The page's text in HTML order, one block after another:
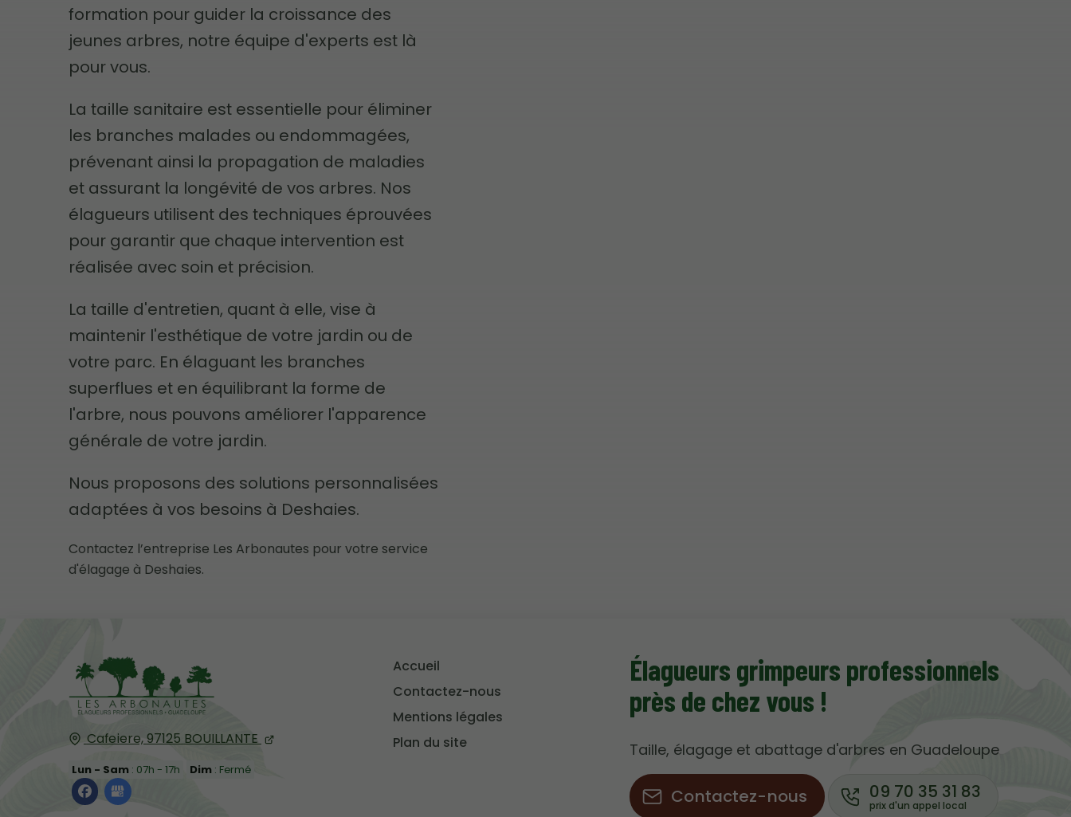
formation pour guider la croissance des
jeunes arbres, notre équipe d'experts est là
pour vous.
La taille sanitaire est essentielle pour éliminer
les branches malades ou endommagées,
prévenant ainsi la propagation de maladies
et assurant la longévité de vos arbres. Nos
élagueurs utilisent des techniques éprouvées
pour garantir que chaque intervention est
réalisée avec soin et précision.
La taille d'entretien, quant à elle, vise à
maintenir l'esthétique de votre jardin ou de
votre parc. En élaguant les branches
superflues et en équilibrant la forme de
l'arbre, nous pouvons améliorer l'apparence
générale de votre jardin.
Nous proposons des solutions personnalisées
adaptées à vos besoins à Deshaies.
Contactez l’entreprise Les Arbonautes pour votre service
d'élagage à Deshaies.
Cafeiere,97125 BOUILLANTE
Lun - Sam: 07h - 17h Dim: Fermé
Accueil
Contactez-nous
Mentions légales
Plan du site
Élagueurs grimpeurs professionnels
près de chez vous !
Taille, élagage et abattage d'arbres en Guadeloupe
Contactez-nous 09 70 35 31 83